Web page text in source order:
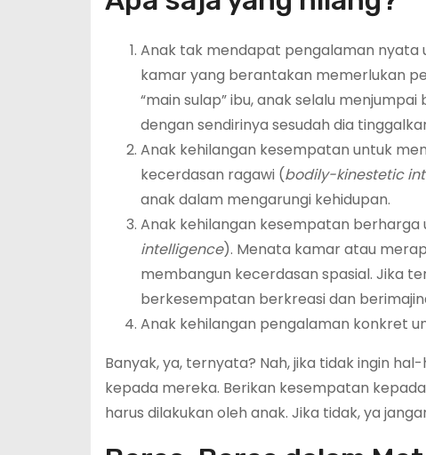
Anak tak mendapat pengalaman nyata
kamar yang berantakan memerlukan
“main sulap” ibu, anak selalu
dengan sendirinya sesudah dia
Anak kehilangan kesempatan untuk
kecerdasan ragawi (bodily-kinestetic
anak dalam mengarungi kehidupan.
Anak kehilangan kesempatan
intelligence). Menata kamar atau
membangun kecerdasan spasial. Jika
berkesempatan berkreasi dan
Anak kehilangan pengalaman konkret
Banyak, ya, ternyata? Nah, jika tidak ingin
kepada mereka. Berikan kesempatan
harus dilakukan oleh anak. Jika tidak, ya